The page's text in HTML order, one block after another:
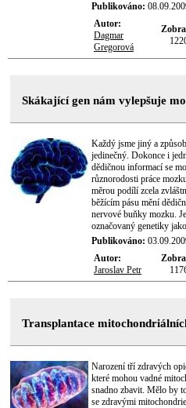
Publikováno:
Autor:
Dagmar
Gregorová
Skákající gen nám vylepšuje
Každý jsme jiný a
jedinečný. Dokonce i
dědičnou informací se
různorodosti práce
měrou podílí zcela
běžícím pásu mění
nervové buňky mozku.
označovaný genetiky
Publikováno:
Autor:
Jaroslav Petr
Transplantace
Narození tří zdravých
které mohou vadné
snadno zbavit. Mělo by
se zdravými